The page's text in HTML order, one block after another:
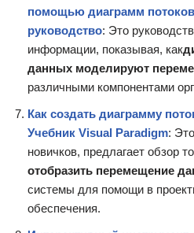
помощью диаграмм
руководство: Это
информации, показывая, как
данных моделируют
различными компонентами
Как создать диаграмму
Учебник Visual Paradigm:
новичков, предлагает обзор
отобразить перемещение
системы для помощи в
обеспечения.